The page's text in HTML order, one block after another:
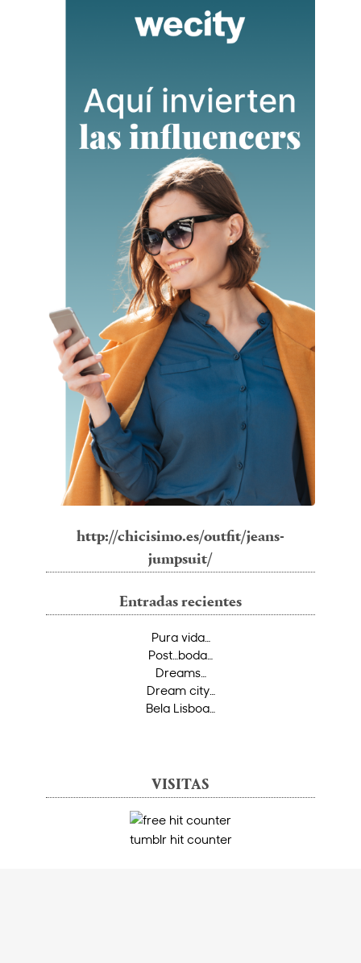
http://chicisimo.es/outfit/jeans-
jumpsuit/
Entradas recientes
Pura vida…
Post…boda…
Dreams…
Dream city…
Bela Lisboa…
VISITAS
tumblr hit counter